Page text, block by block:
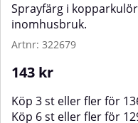
Sprayfärg i
inomhusbruk.
Artnr: 322679
143 kr
Köp 3 st eller fler för
Köp 6 st eller fler för